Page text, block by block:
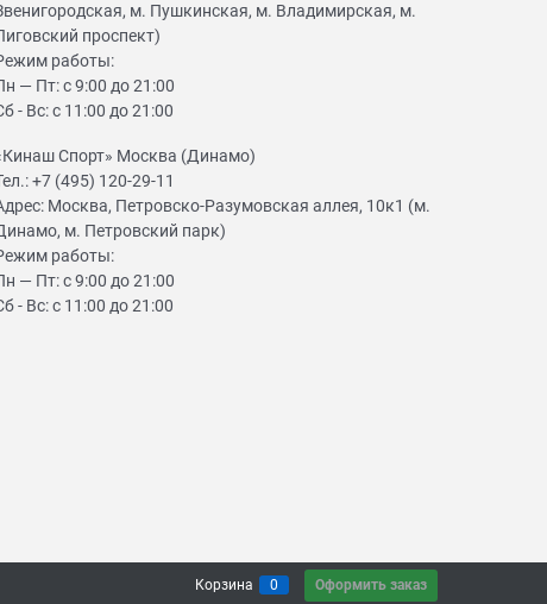
м. Пушкинская, м. Владимирская, м.
проспект)
работы:
— Пт: с 9:00 до 21:00
- Вс: с 11:00 до 21:00
Спорт» Москва (Динамо)
+7 (495) 120-29-11
Москва, Петровско-Разумовская аллея, 10к1 (м.
м. Петровский парк)
работы:
— Пт: с 9:00 до 21:00
- Вс: с 11:00 до 21:00
Корзина 0 Оформить заказ